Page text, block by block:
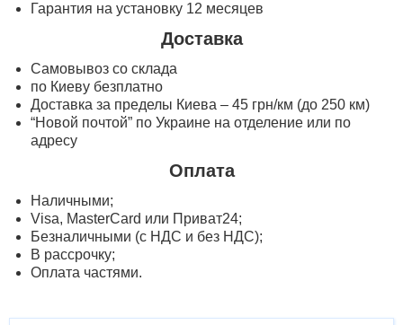
Гарантия на установку 12 месяцев
Доставка
Самовывоз со склада
по Киеву безплатно
Доставка за пределы Киева – 45 грн/км (до 250 км)
“Новой почтой” по Украине на отделение или по
адресу
Оплата
Наличными;
Visa, MasterСard или Приват24;
Безналичными (с НДС и без НДС);
В рассрочку;
Оплата частями.